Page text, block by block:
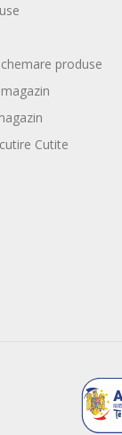
produse
Cutite